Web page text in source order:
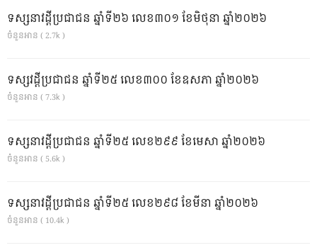
ទស្សនាវដ្ដីប្រជាជន ឆ្នាំទី២៦ លេខ៣០១ ខែមិថុនា ឆ្នាំ២០២៦
ចំនួនអាន ( 2.7k )
ទស្សវដ្តីប្រជាជន ឆ្នាំទី២៥ លេខ៣០០ ខែឧសភា ឆ្នាំ២០២៦
ចំនួនអាន ( 7.3k )
ទស្សនាវដ្ដីប្រជាជន ឆ្នាំទី២៥ លេខ២៩៩ ខែមេសា ឆ្នាំ២០២៦
ចំនួនអាន ( 5.6k )
ទស្សនាវដ្ដីប្រជាជន ឆ្នាំទី២៥ លេខ២៩៨ ខែមីនា ឆ្នាំ២០២៦
ចំនួនអាន ( 10.4k )